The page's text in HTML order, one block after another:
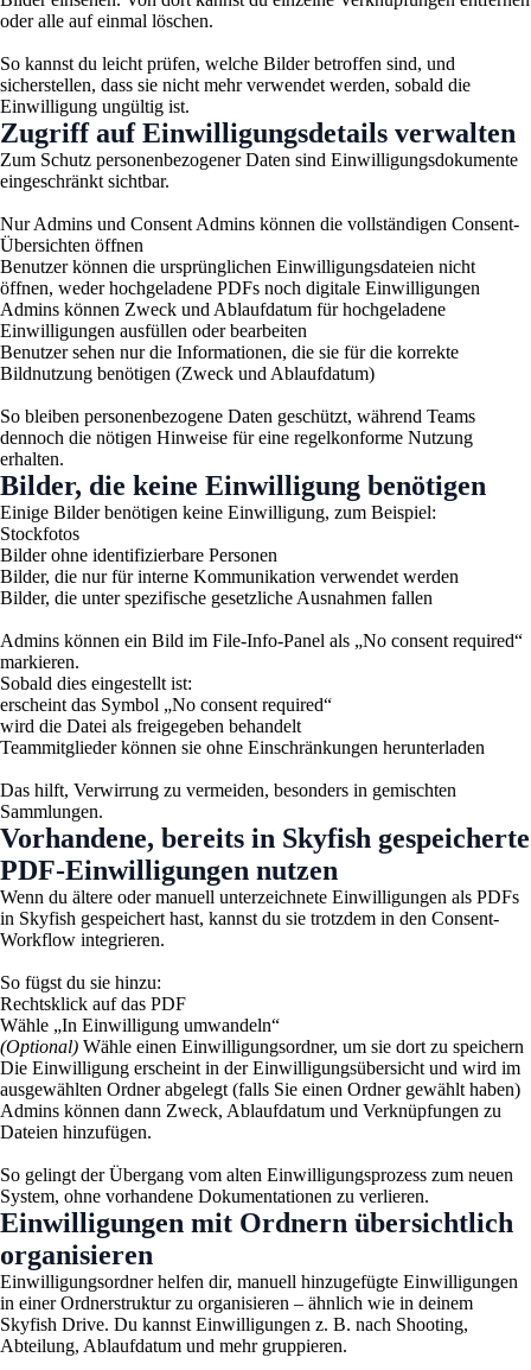
oder alle auf einmal löschen.
So kannst du leicht prüfen, welche Bilder betroffen sind, und
sicherstellen, dass sie nicht mehr verwendet werden, sobald die
Einwilligung ungültig ist.
Zugriff auf Einwilligungsdetails verwalten
Zum Schutz personenbezogener Daten sind Einwilligungsdokumente
eingeschränkt sichtbar.
Nur Admins und Consent Admins können die vollständigen Consent-
Übersichten öffnen
Benutzer können die ursprünglichen Einwilligungsdateien nicht
öffnen, weder hochgeladene PDFs noch digitale Einwilligungen
Admins können Zweck und Ablaufdatum für hochgeladene
Einwilligungen ausfüllen oder bearbeiten
Benutzer sehen nur die Informationen, die sie für die korrekte
Bildnutzung benötigen (Zweck und Ablaufdatum)
So bleiben personenbezogene Daten geschützt, während Teams
dennoch die nötigen Hinweise für eine regelkonforme Nutzung
erhalten.
Bilder, die keine Einwilligung benötigen
Einige Bilder benötigen keine Einwilligung, zum Beispiel:
Stockfotos
Bilder ohne identifizierbare Personen
Bilder, die nur für interne Kommunikation verwendet werden
Bilder, die unter spezifische gesetzliche Ausnahmen fallen
Admins können ein Bild im File-Info-Panel als „No consent required“
markieren.
Sobald dies eingestellt ist:
erscheint das Symbol „No consent required“
wird die Datei als freigegeben behandelt
Teammitglieder können sie ohne Einschränkungen herunterladen
Das hilft, Verwirrung zu vermeiden, besonders in gemischten
Sammlungen.
Vorhandene, bereits in Skyfish gespeicherte
PDF-Einwilligungen nutzen
Wenn du ältere oder manuell unterzeichnete Einwilligungen als PDFs
in Skyfish gespeichert hast, kannst du sie trotzdem in den Consent-
Workflow integrieren.
So fügst du sie hinzu:
Rechtsklick auf das PDF
Wähle „In Einwilligung umwandeln“
(Optional) Wähle einen Einwilligungsordner, um sie dort zu speichern
Die Einwilligung erscheint in der Einwilligungsübersicht und wird im
ausgewählten Ordner abgelegt (falls Sie einen Ordner gewählt haben)
Admins können dann Zweck, Ablaufdatum und Verknüpfungen zu
Dateien hinzufügen.
So gelingt der Übergang vom alten Einwilligungsprozess zum neuen
System, ohne vorhandene Dokumentationen zu verlieren.
Einwilligungen mit Ordnern übersichtlich
organisieren
Einwilligungsordner helfen dir, manuell hinzugefügte Einwilligungen
in einer Ordnerstruktur zu organisieren – ähnlich wie in deinem
Skyfish Drive. Du kannst Einwilligungen z. B. nach Shooting,
Abteilung, Ablaufdatum und mehr gruppieren.